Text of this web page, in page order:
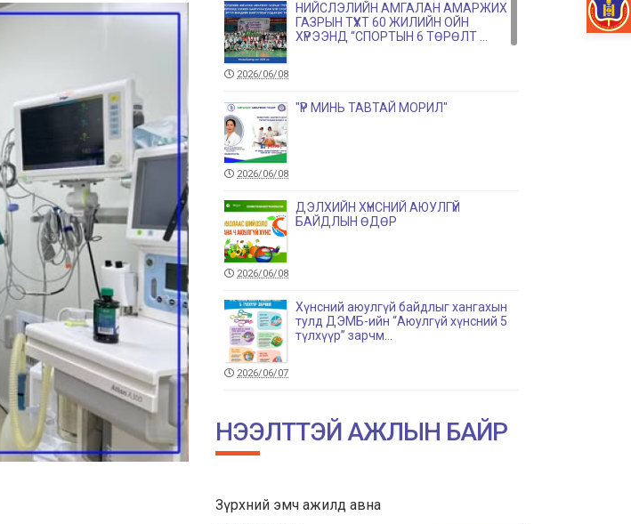
НИЙСЛЭЛИЙН АМГАЛАН АМАРЖИХ
ГАЗРЫН ТҮҮХТ 60 ЖИЛИЙН ОЙН
ХҮРЭЭНД “СПОРТЫН 6 ТӨРӨЛТ ...
2026/06/08
"ҮР МИНЬ ТАВТАЙ МОРИЛ"
2026/06/08
ДЭЛХИЙН ХҮНСНИЙ АЮУЛГҮЙ
БАЙДЛЫН ӨДӨР
2026/06/08
Хүнсний аюулгүй байдлыг хангахын
тулд ДЭМБ-ийн “Аюулгүй хүнсний 5
түлхүүр” зарчм...
2026/06/07
ГАЗРЫН ТҮҮХТ 60 ЖИЛИЙН ОЙН
ХҮРЭЭНД ЗОХИОН БАЙГУУЛАГДА...
Халдвар сэргийлэлт хяналтын
НЭЭЛТТЭЙ АЖЛЫН БАЙР
Зүрхний эмч ажилд авна